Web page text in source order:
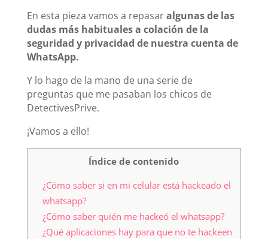
En esta pieza vamos a repasaralgunas de las
dudas más habituales a colación de la
seguridad y privacidad de nuestra cuenta de
WhatsApp.
Y lo hago de la mano de una serie de
preguntas que me pasaban los chicos de
DetectivesPrive.
¡Vamos a ello!
Índice de contenido
¿Cómo saber si en mi celular está hackeado el
whatsapp?
¿Cómo saber quién me hackeó el whatsapp?
¿Qué aplicaciones hay para que no te hackeen